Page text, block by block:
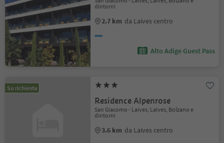
dintorni
2.7 km da Laives centro
Alto Adige Guest Pass
Su richiesta
Residence Alpenrose
San Giacomo - Laives, Laives, Bolzano e
dintorni
3.6 km da Laives centro